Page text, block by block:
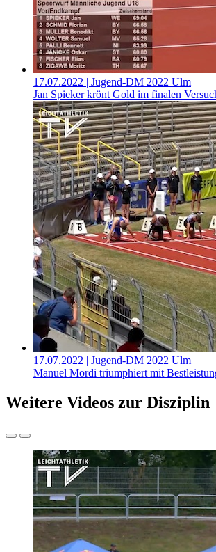
17.07.2022 | Jugend-DM 2022 Ulm
Jan Spieker krönt Gold im finalen
17.07.2022 | Jugend-DM 2022 Ulm
Manuel Mordi triumphiert mit
Weitere Videos zur Disziplin